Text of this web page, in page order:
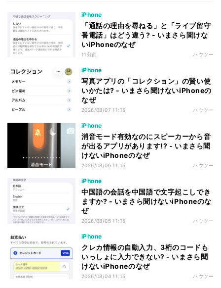
iPhone
「通話の理由を尋ねる」と「ライブ留守
番電話」はどう違う? - いまさら聞けな
いiPhoneのなぜ
11分前 ハウツー
iPhone
写真アプリの「コレクション」の賢い使
いかたは? - いまさら聞けないiPhoneの
なぜ
2026/08/07 11:15 ハウツー
iPhone
消音モード有効なのにスピーカーから音
が出るアプリがあります!? - いまさら聞
けないiPhoneのなぜ
2026/08/06 11:15 ハウツー
iPhone
中国語の会話を中国語で文字起こしでき
ますか? - いまさら聞けないiPhoneのな
ぜ
2026/08/05 11:15 ハウツー
iPhone
クレカ情報の自動入力、3桁のコードも
いっしょに入力できない? - いまさら聞
けないiPhoneのなぜ
2026/08/04 11:15 ハウツー